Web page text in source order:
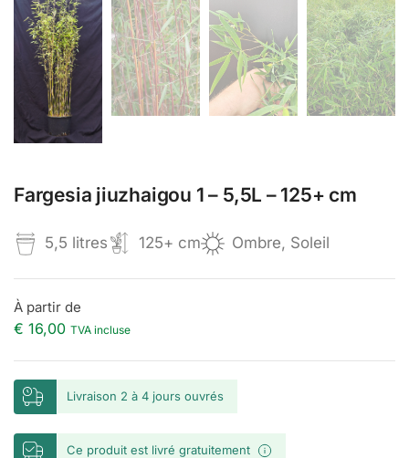
Fargesia jiuzhaigou 1 – 5,5L – 125+ cm
5,5 litres 125+ cm Ombre, Soleil
À partir de
€ 16,00 TVA incluse
Livraison 2 à 4 jours ouvrés
Ce produit est livré gratuitement